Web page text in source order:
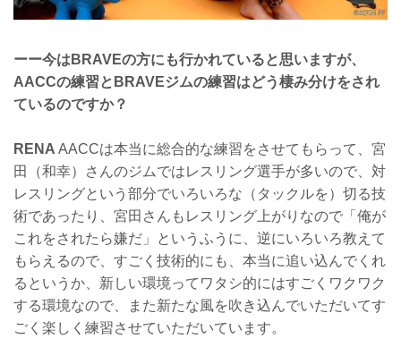
ーー今はBRAVEの方にも行かれていると思いますが、
AACCの練習とBRAVEジムの練習はどう棲み分けをされ
ているのですか？
RENA AACCは本当に総合的な練習をさせてもらって、宮
田（和幸）さんのジムではレスリング選手が多いので、対
レスリングという部分でいろいろな（タックルを）切る技
術であったり、宮田さんもレスリング上がりなので「俺が
これをされたら嫌だ」というふうに、逆にいろいろ教えて
もらえるので、すごく技術的にも、本当に追い込んでくれ
るというか、新しい環境ってワタシ的にはすごくワクワク
する環境なので、また新たな風を吹き込んでいただいてす
ごく楽しく練習させていただいています。